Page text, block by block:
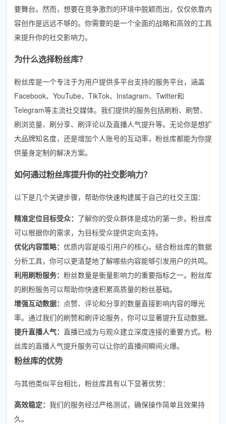
要舞台。然而，想要在竞争激烈的环境中脱颖而出，仅仅依靠内
容创作是远远不够的。你需要的是一个全面的战略和高效的工具
来提升你的社交影响力。
为什么选择粉丝库？
粉丝库是一个专注于为用户提供多平台支持的服务平台，涵盖
Facebook、YouTube、TikTok、Instagram、Twitter和
Telegram等主流社交媒体。我们提供的服务包括刷粉、刷赞、
刷浏览量、刷分享、刷评论以及直播人气提升等。无论你是想扩
大品牌知名度，还是增加个人账号的互动率，粉丝库都能为你提
供量身定制的解决方案。
如何通过粉丝库提升你的社交影响力？
以下是几个关键步骤，帮助你快速构建属于自己的社交王国：
精准定位目标受众： 了解你的受众群体是成功的第一步。粉丝库
可以根据你的需求，为目标受众提供定向支持。
优化内容策略： 优质内容是吸引用户的核心。结合粉丝库的数据
分析工具，你可以更清楚地了解哪些内容能够引发用户的共鸣。
利用刷粉服务： 粉丝数量是衡量影响力的重要指标之一。粉丝库
的刷粉服务可以帮助你快速积累高质量的粉丝基础。
增强互动数据： 点赞、评论和分享的数量直接影响内容的曝光
率。通过我们的刷赞和刷评论服务，你可以显著提升互动数据。
提升直播人气： 直播已成为与观众建立深度连接的重要方式。粉
丝库的直播人气提升服务可以让你的直播间瞬间火爆。
粉丝库的优势
与其他类似平台相比，粉丝库具有以下显著优势：
高效稳定： 我们的服务经过严格测试，确保操作简单且效果持
久。